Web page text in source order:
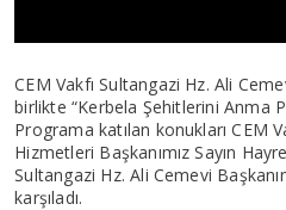
CEM Vakfı Sultangazi Hz. Ali
birlikte “Kerbela Şehitlerini Anma
Programa katılan konukları CEM
Hizmetleri Başkanımız Sayın
Sultangazi Hz. Ali Cemevi
karşıladı.